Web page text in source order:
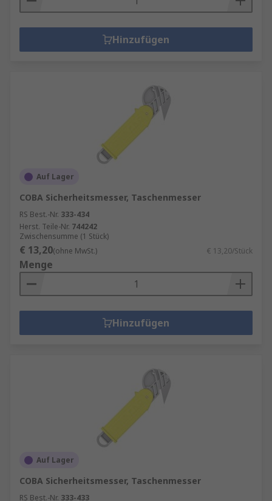
Hinzufügen
Auf Lager
COBA Sicherheitsmesser, Taschenmesser
RS Best.-Nr. 333-434
Herst. Teile-Nr. 744242
Zwischensumme (1 Stück)
€ 13,20(ohne MwSt.) € 13,20/Stück
Menge
Hinzufügen
Auf Lager
COBA Sicherheitsmesser, Taschenmesser
RS Best.-Nr. 333-433